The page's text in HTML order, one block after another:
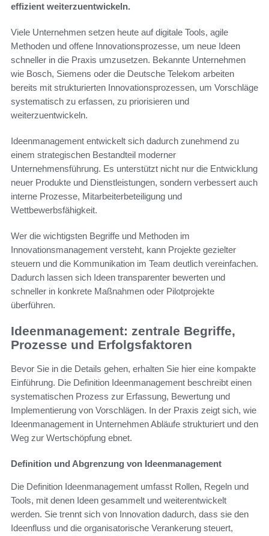
effizient weiterzuentwickeln.
Viele Unternehmen setzen heute auf digitale Tools, agile
Methoden und offene Innovationsprozesse, um neue Ideen
schneller in die Praxis umzusetzen. Bekannte Unternehmen
wie Bosch, Siemens oder die Deutsche Telekom arbeiten
bereits mit strukturierten Innovationsprozessen, um Vorschläge
systematisch zu erfassen, zu priorisieren und
weiterzuentwickeln.
Ideenmanagement entwickelt sich dadurch zunehmend zu
einem strategischen Bestandteil moderner
Unternehmensführung. Es unterstützt nicht nur die Entwicklung
neuer Produkte und Dienstleistungen, sondern verbessert auch
interne Prozesse, Mitarbeiterbeteiligung und
Wettbewerbsfähigkeit.
Wer die wichtigsten Begriffe und Methoden im
Innovationsmanagement versteht, kann Projekte gezielter
steuern und die Kommunikation im Team deutlich vereinfachen.
Dadurch lassen sich Ideen transparenter bewerten und
schneller in konkrete Maßnahmen oder Pilotprojekte
überführen.
Ideenmanagement: zentrale Begriffe,
Prozesse und Erfolgsfaktoren
Bevor Sie in die Details gehen, erhalten Sie hier eine kompakte
Einführung. Die Definition Ideenmanagement beschreibt einen
systematischen Prozess zur Erfassung, Bewertung und
Implementierung von Vorschlägen. In der Praxis zeigt sich, wie
Ideenmanagement in Unternehmen Abläufe strukturiert und den
Weg zur Wertschöpfung ebnet.
Definition und Abgrenzung von Ideenmanagement
Die Definition Ideenmanagement umfasst Rollen, Regeln und
Tools, mit denen Ideen gesammelt und weiterentwickelt
werden. Sie trennt sich von Innovation dadurch, dass sie den
Ideenfluss und die organisatorische Verankerung steuert,